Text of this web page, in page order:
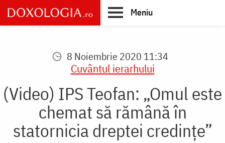
Skip
to
main
Meniu
8 Noiembrie 2020 11:34
Cuvântul ierarhului
(Video) IPS Teofan: „Omul este
chemat să rămână în
statornicia dreptei credințe”